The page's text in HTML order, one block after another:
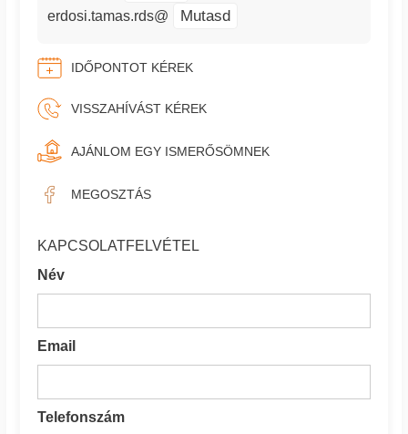
erdosi.tamas.rds@ Mutasd
IDŐPONTOT KÉREK
VISSZAHÍVÁST KÉREK
AJÁNLOM EGY ISMERŐSÖMNEK
MEGOSZTÁS
KAPCSOLATFELVÉTEL
Név
Email
Telefonszám